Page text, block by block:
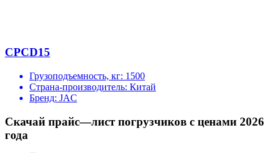
CPCD15
Грузоподъемность, кг: 1500
Страна-производитель: Китай
Бренд: JAC
Скачай прайс—лист погрузчиков с ценами 2026
года